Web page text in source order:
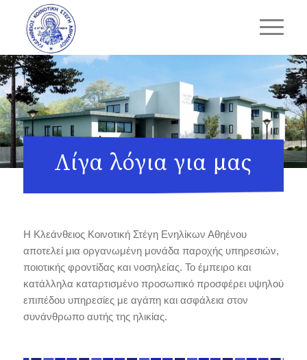
Λίγα λόγια για μας
Η Κλεάνθειος Κοινοτική Στέγη Ενηλίκων Αθηένου
αποτελεί μια οργανωμένη μονάδα παροχής υπηρεσιών,
ποιοτικής φροντίδας και νοσηλείας. Το έμπειρο και
κατάλληλα καταρτισμένο προσωπικό προσφέρει υψηλού
επιπέδου υπηρεσίες με αγάπη και ασφάλεια στον
συνάνθρωπο αυτής της ηλικίας.